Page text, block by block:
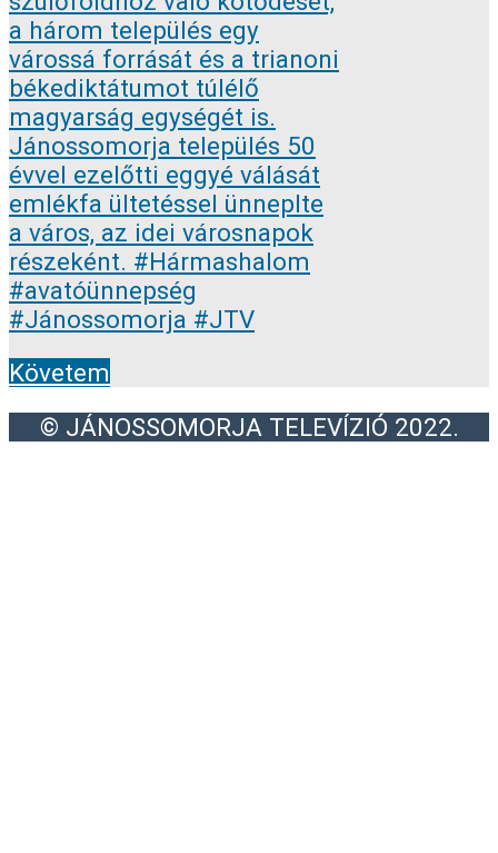
Követem
© JÁNOSSOMORJA TELEVÍZIÓ 2022.